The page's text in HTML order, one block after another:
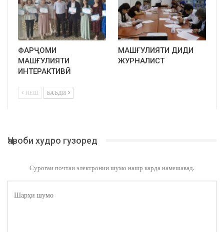
ФАРҶОМИ
МАШҒУЛИЯТИ
ИНТЕРАКТИВӢ
МАШҒУЛИЯТИ ДИДИ
ЖУРНАЛИСТ
ПЕШ БАЪДӢ
Ҷавоби худро гузоред
Суроғаи почтаи электронии шумо нашр карда намешавад.